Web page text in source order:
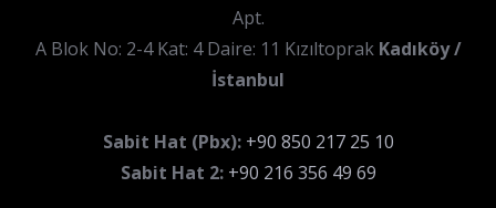
Apt.
A Blok No: 2-4 Kat: 4 Daire: 11 Kızıltoprak Kadıköy /
İstanbul
Sabit Hat (Pbx): +90 850 217 25 10
Sabit Hat 2: +90 216 356 49 69